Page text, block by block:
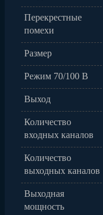
Перекрестные
помехи
Размер
Режим 70/100 В
Выход
Количество
входных каналов
Количество
выходных каналов
Выходная
мощность